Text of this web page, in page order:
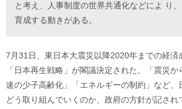
と考え、人事制度の世界共通化などによ り
育成する動きがある。
7月31日、東日本大震災以降2020年までの経済
「日本再生戦略」が閣議決定された。「震災
速の少子高齢化」「エネルギーの制約」など、
どう取り組んでいくのか、政府の方針が記され